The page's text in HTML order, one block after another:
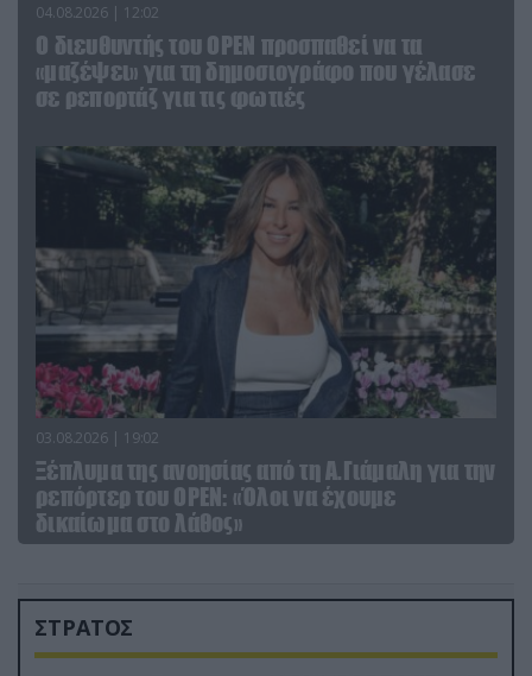
04.08.2026 | 12:02
O διευθυντής του OPEN προσπαθεί να τα
«μαζέψει» για τη δημοσιογράφο που γέλασε
σε ρεπορτάζ για τις φωτιές
03.08.2026 | 19:02
Ξέπλυμα της ανοησίας από τη Α.Γιάμαλη για την
ρεπόρτερ του ΟΡΕΝ: «Όλοι να έχουμε
δικαίωμα στο λάθος»
ΣΤΡΑΤΟΣ